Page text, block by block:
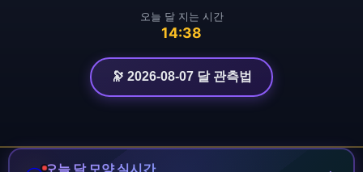
오늘 달 지는 시간
14:38
🔭 2026-08-07 달 관측법
오늘 달 모양 실시간